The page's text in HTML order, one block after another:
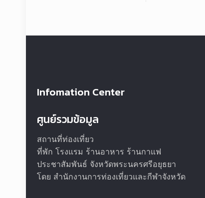
Infomation Center
ศูนย์รวมข้อมูล
สถานที่ท่องเที่ยว
ที่พัก โรงแรม ร้านอาหาร ร้านกาแฟ
ประชาสัมพันธ์ จังหวัดพระนครศรีอยุธยา
โดย สำนักงานการท่องเที่ยวและกีฬาจังหวัด